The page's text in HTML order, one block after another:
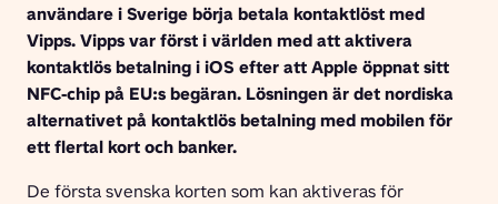
användare i Sverige börja betala kontaktlöst med
Vipps. Vipps var först i världen med att aktivera
kontaktlös betalning i iOS efter att Apple öppnat sitt
NFC-chip på EU:s begäran. Lösningen är det nordiska
alternativet på kontaktlös betalning med mobilen för
ett flertal kort och banker.
De första svenska korten som kan aktiveras för